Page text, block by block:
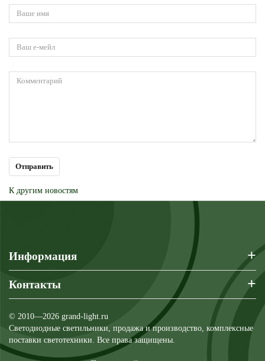
К другим новостям
Информация +
Контакты +
© 2010—2026 grand-light.ru
Светодиодные светильники, продажа и производство, комплексные
поставки светотехники. Все права защищены.